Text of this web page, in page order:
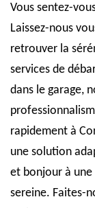
Vous sentez-
Laissez-nous
retrouver la
services de
dans le garage,
rapidement à
une solution
et bonjour à une
sereine. Faites-